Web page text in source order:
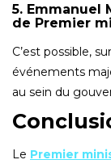
5. Emmanuel
de Premier
C’est possible,
événements
au sein du
Le Premier